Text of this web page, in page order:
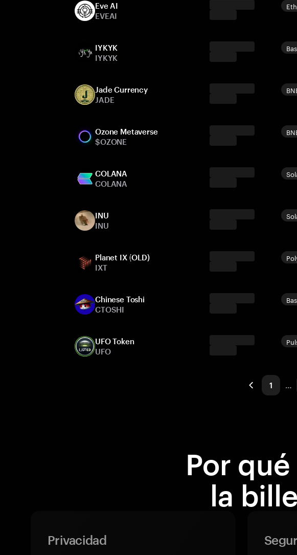
Eve AI
EVEAI
IYKYK
IYKYK
Jade Currency
JADE
Ozone Metaverse
$OZONE
COLANA
COLANA
INU
INU
Planet IX (OLD)
IXT
Chinese Toshi
CTOSHI
UFO Token
UFO
1 …
Por
la
Privacidad